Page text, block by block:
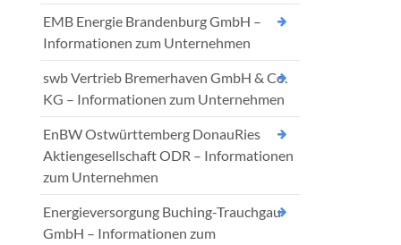
EMB Energie Brandenburg GmbH –
Informationen zum Unternehmen
swb Vertrieb Bremerhaven GmbH & Co.
KG – Informationen zum Unternehmen
EnBW Ostwürttemberg DonauRies
Aktiengesellschaft ODR – Informationen
zum Unternehmen
Energieversorgung Buching-Trauchgau
GmbH – Informationen zum